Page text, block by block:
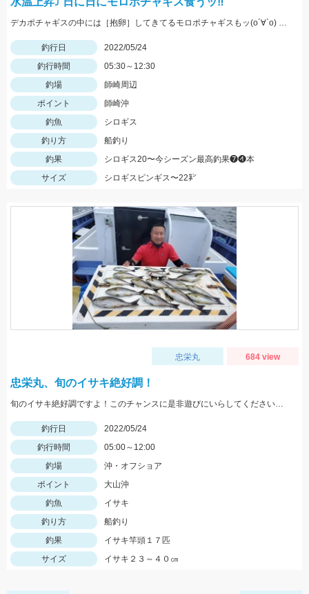
デカポチャギスの中には［抱卵］してきてるモロポチャギスもッ(о´∀`о) 期間限定ですので お早めにッ(ﾟ∀ﾟ)b
釣行日
2022/05/24
釣行時間
05:30～12:30
釣場
師崎周辺
ポイント
師崎沖
釣魚
シロギス
釣り方
船釣り
釣果
シロギス20〜今シーズン最高釣果❼❹本
サイズ
シロギスピンギス〜22㌢
忠栄丸 684 view
忠栄丸、旬のイサキ絶好調！
旬のイサキ絶好調ですよ！このチャンスに是非遊びにいらしてくださいね。
釣行日
2022/05/24
釣行時間
05:00～12:00
釣場
沖・オフショア
ポイント
大山沖
釣魚
イサキ
釣り方
船釣り
釣果
イサキ竿頭１７匹
サイズ
イサキ２３～４０㎝